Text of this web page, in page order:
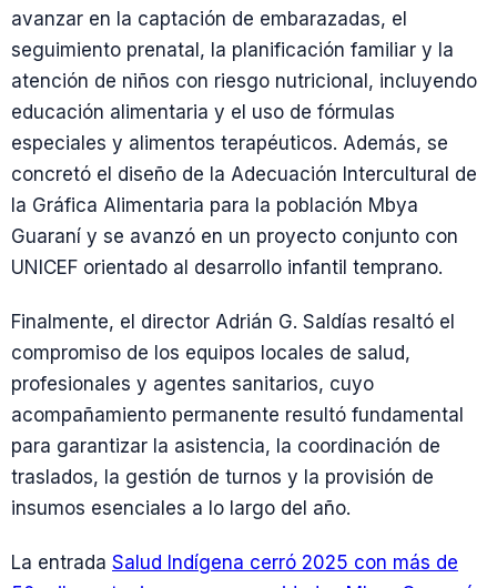
avanzar en la captación de embarazadas, el
seguimiento prenatal, la planificación familiar y la
atención de niños con riesgo nutricional, incluyendo
educación alimentaria y el uso de fórmulas
especiales y alimentos terapéuticos. Además, se
concretó el diseño de la Adecuación Intercultural de
la Gráfica Alimentaria para la población Mbya
Guaraní y se avanzó en un proyecto conjunto con
UNICEF orientado al desarrollo infantil temprano.
Finalmente, el director Adrián G. Saldías resaltó el
compromiso de los equipos locales de salud,
profesionales y agentes sanitarios, cuyo
acompañamiento permanente resultó fundamental
para garantizar la asistencia, la coordinación de
traslados, la gestión de turnos y la provisión de
insumos esenciales a lo largo del año.
La entrada Salud Indígena cerró 2025 con más de